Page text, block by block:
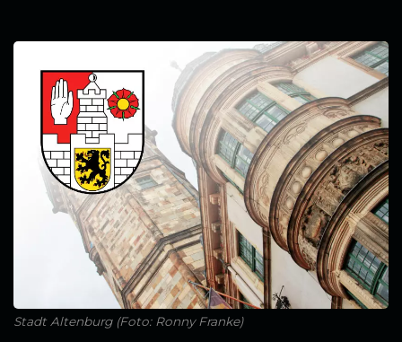
Stadt Altenburg (Foto: Ronny Franke)